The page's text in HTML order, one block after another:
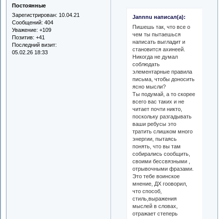
Постоянные
Зарегистрирован: 10.04.21
Сообщений: 404
Уважение: +109
Позитив: +41
Последний визит:
05.02.26 18:33
Jannnu написал(а):
Пишешь так, что все о
чем ты пытаешься
написать выгладит и
становится ахинеей.
Никогда не думал
соблюдать
элементарные правила
письма, чтобы доносить
ясно мысли?
Ты подумай, а то скорее
всего вас таких и не
читает почти никто,
поскольку разгадывать
ваши ребусы это
тратить слишком много
энергии, пытаясь
понять, что вы там
собирались сообщить,
своими бессвязными ,
отрывочными фразами.
Это тебе воинское
мнение, ДХ гооворил,
что способ,
стиль,выражения
мыслей в словах,
отражает степерь